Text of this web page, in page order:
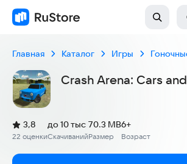
Главная Каталог Игры
Crash Arena: Cars
Рейтинг:
3,8
(
22 оценки
)
Скачиваний
до 10 тыс
Размер
70.3 MB
Возраст
6+